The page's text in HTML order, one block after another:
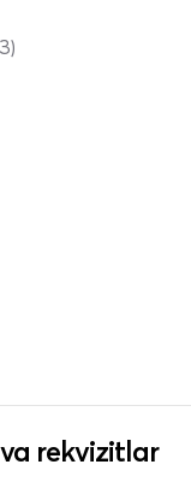
rekvizitlar